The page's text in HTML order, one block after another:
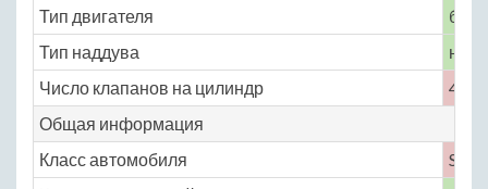
Тип двигателя
Тип наддува
нет
Число клапанов на цилиндр
4
Общая информация
Класс автомобиля
S